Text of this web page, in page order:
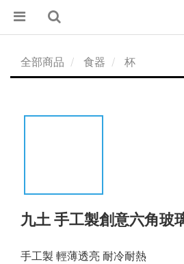
全部商品 食器 杯
九土 手工製創意六角玻
手工製 輕薄透亮 耐冷耐熱